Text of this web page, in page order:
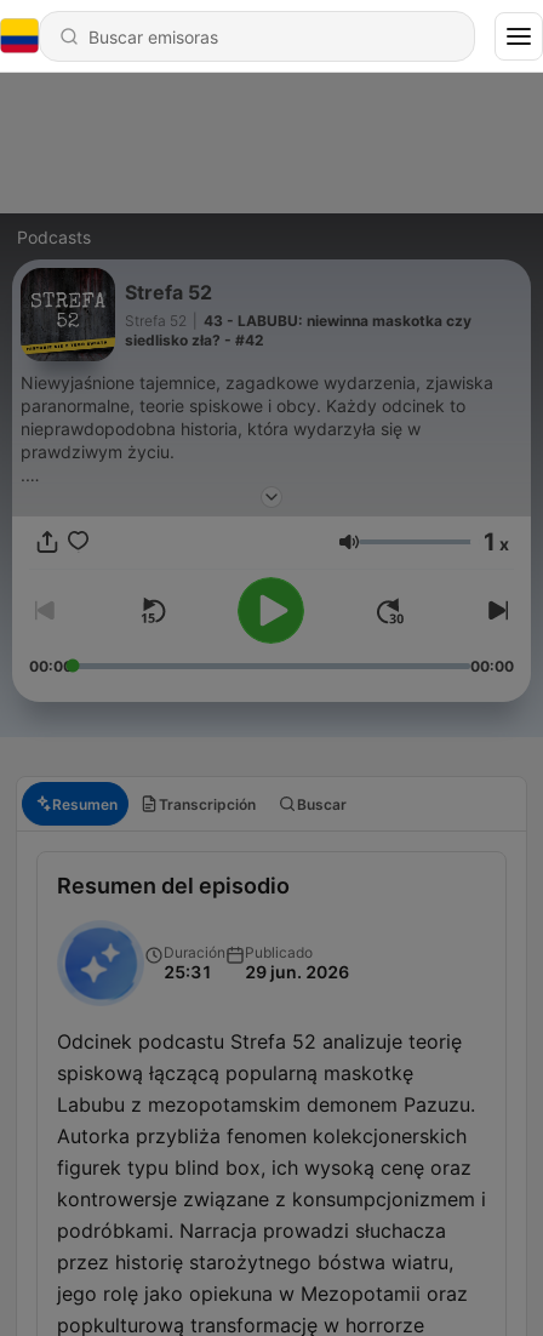
Podcasts
Strefa 52
Strefa 52
43 - LABUBU: niewinna maskotka czy
siedlisko zła? - #42
Niewyjaśnione tajemnice, zagadkowe wydarzenia, zjawiska
paranormalne, teorie spiskowe i obcy. Każdy odcinek to
nieprawdopodobna historia, która wydarzyła się w
prawdziwym życiu.
.
Jeśli chcesz się ze mną skontaktować, możesz pisać na
facebooku pod nazwą Strefa 52 oraz na instagramie
Volumen 1 x
00:00 00:00
Resumen Transcripción Buscar
Resumen del episodio
Duración
25:31
Publicado
29 jun. 2026
Odcinek podcastu Strefa 52 analizuje teorię
spiskową łączącą popularną maskotkę
Labubu z mezopotamskim demonem Pazuzu.
Autorka przybliża fenomen kolekcjonerskich
figurek typu blind box, ich wysoką cenę oraz
kontrowersje związane z konsumpcjonizmem i
podróbkami. Narracja prowadzi słuchacza
przez historię starożytnego bóstwa wiatru,
jego rolę jako opiekuna w Mezopotamii oraz
popkulturową transformację w horrorze